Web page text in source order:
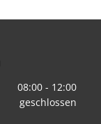
08:00 - 12:00
geschlossen